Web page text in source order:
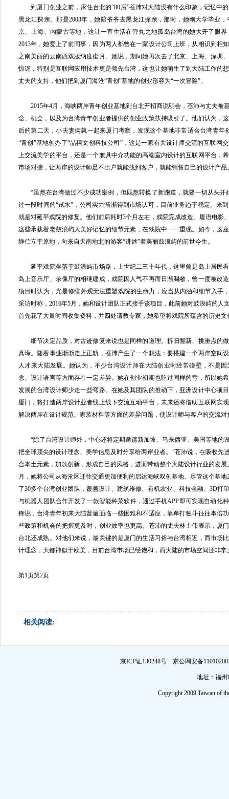
到厦门创业之前，家住台北的“80后”苍沛对大陆没有什么印象，记忆中
黑龙江探亲。那是2003年，她陪爷爷去黑龙江探亲，那时，她刚大学毕业
京、上海、内蒙古等地，这让一直生活在弹丸之地孤岛台湾的她大开了眼
2013年，她爱上了前同事，因为两人都曾在一家设计公司上班，从相识到相
之南美丽的云南西双版纳度蜜月。她说，期间她再次去了北京、上海、深圳
惊讶，特别是互联网应用技术更是领先台湾，这也让她萌生了到大陆工作的
丈夫的支持，他们把到厦门海沧“青创”基地的创业形容为“一次冒险”。
2015年4月，海峡两岸青年创业基地到台北开招商说明会，苍沛与丈夫被
念、机会，以及为台湾青年创业者提供的创业政策扶持吸引了。他们认为，
后的第二天，小夫妻俩就一起来厦门考察，发现这个基地非常适合台湾青年
“青创”基地创办了“晶禧文创科技公司”，这是一家有关设计师交流的互联网
上交流美学的平台，还是一个兼具中介功能的高端室内设计的互联网平台，
市场对接，让两岸的设计师足不出户就能找到客户，就能销售自己的设计产品
“虽然在台湾做过不少成功案例，但既然转换了新跑道，就要一切从头开
过一段时间的“试水”，公司实力渐渐得到市场认可，目前业务趋于稳定。来
就是对延平戏院的修复。他们前后耗时3个月左右，戏院完成改造。厦语电
这些承载着老鼓浪屿人美好记忆的细节元素，在戏院中一一重现。如今，这
静伫立于原地，向来自天南地北的游客“讲述”着美丽鼓浪屿的前世今生。
延平戏院坐落于鼓浪屿市场路，上世纪二三十年代，这里曾是岛上居民
岛上音乐厅、录像厅的相继建成，戏院因人气不再而日渐凋敝，曾一度被改
项目时认为，光是修缮外观无法重塑戏院的生命力，应当从内涵和细节入手
采访时称，2016年5月，她和设计团队正式接手该项目，此前她对鼓浪屿的人
首先花了大量时间收集资料，并四处请教专家，她希望将戏院所蕴含的历史
细节决定品质，对古迹修复来说也是同样的道理。拆旧翻新、挑重点的
真谛。随着事业渐渐走上正轨，苍沛产生了一个想法：要搭建一个两岸空间
人才来大陆发展。她认为，不少台湾设计师在大陆创业时经常碰壁，不是
念、设计语言等方面存在一定差异。她在创业初期也吃过同样的亏，所以她
发展的台湾设计师少走一些弯路。在她及其团队的推动下，亚洲设计中心项
厦门，将打造两岸设计业者线上线下交流互动平台，未来还将借助互联网实
解决两岸在设计规范、家装材料等方面的差异问题，使设计师与客户的交流对
“除了台湾设计师外，中心还将定期邀请新加坡、马来西亚、美国等地的
把全球顶尖的设计理念、美学信息及时分享给两岸业者。”苍沛说，在吸收先
合本土元素，加以创新，形成自己的风格，进而带动整个大陆设计行业的发
月，她将公司从海沧区迁往交通更加便利的启达海峡双创基地。尽管这个基
了30多个台湾创业团队，覆盖设计、建筑维修、有机农业、科技金融、3D打
与机器人团队合作开发了一款智能种菜软件，通过手机APP即可实现自动化
锋说，台湾青年初来大陆普遍面临一些困难和不适应，靠单打独斗往往事倍
些政策和机会的把握更及时，创业效率也更高。苍沛的丈夫林士伟表示，厦
台北还成熟。对他们来说，最关键的是厦门的生活习俗与台湾相近，而市场
计理念，大都神似于欧美，目前台湾市场已经饱和，而大陆的市场空间还非常
第1页第2页
相关阅读:
京ICP证130248号 京公网安备
地址：福州
Copyright 2009 Taiwan of